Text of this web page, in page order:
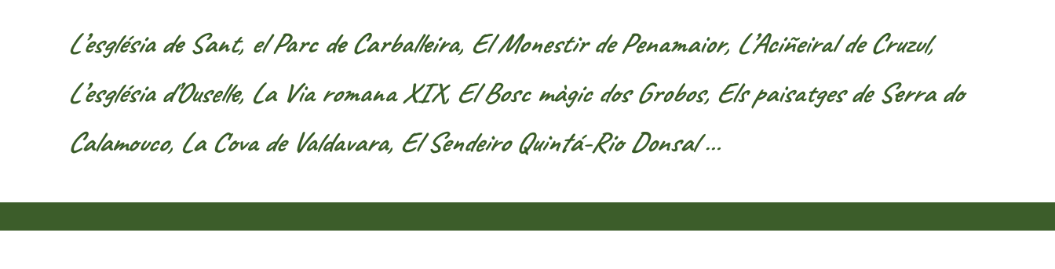
L’església de Sant, el Parc de Carballeira, El Monestir de Penamaior, L’Aciñeiral de Cruzul,
L’església d’Ouselle, La Via romana XIX, El Bosc màgic dos Grobos, Els paisatges de Serra do
Calamouco, La Cova de Valdavara, El Sendeiro Quintá-Rio Donsal …